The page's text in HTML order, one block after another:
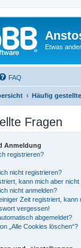
Etwas
FAQ
Häufig
Fragen
Anmeldung
registrieren?
nicht registrieren?
kann mich aber nicht
nicht anmelden?
Zeit registriert, kann
vergessen!
abgemeldet?
„Alle Cookies löschen“?